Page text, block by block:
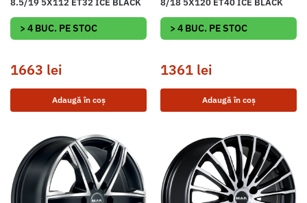
8.5/19 5X112 ET32 ICE BLACK
> 4 BUC. PE STOC
1663 lei
Adaugă în coș
8/18 5X120 ET40 ICE BLACK
> 4 BUC. PE STOC
1361 lei
Adaugă în coș